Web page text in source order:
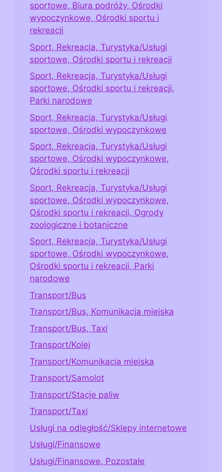
sportowe, Biura podróży, Ośrodki
wypoczynkowe, Ośrodki sportu i
rekreacji
Sport, Rekreacja, Turystyka/Usługi
sportowe, Ośrodki sportu i rekreacji
Sport, Rekreacja, Turystyka/Usługi
sportowe, Ośrodki sportu i rekreacji,
Parki narodowe
Sport, Rekreacja, Turystyka/Usługi
sportowe, Ośrodki wypoczynkowe
Sport, Rekreacja, Turystyka/Usługi
sportowe, Ośrodki wypoczynkowe,
Ośrodki sportu i rekreacji
Sport, Rekreacja, Turystyka/Usługi
sportowe, Ośrodki wypoczynkowe,
Ośrodki sportu i rekreacji, Ogrody
zoologiczne i botaniczne
Sport, Rekreacja, Turystyka/Usługi
sportowe, Ośrodki wypoczynkowe,
Ośrodki sportu i rekreacji, Parki
narodowe
Transport/Bus
Transport/Bus, Komunikacja miejska
Transport/Bus, Taxi
Transport/Kolej
Transport/Komunikacja miejska
Transport/Samolot
Transport/Stacje paliw
Transport/Taxi
Usługi na odległość/Sklepy internetowe
Usługi/Finansowe
Usługi/Finansowe, Pozostałe